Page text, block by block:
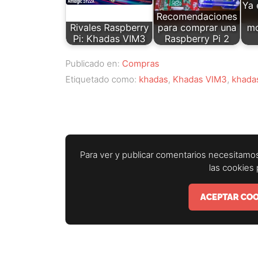
Rivales Raspberry
Pi: Khadas VIM3
Recomendaciones
para comprar una
Raspberry Pi 2
Ya
Publicado en: Compras
Etiquetado como: khadas, Khadas VIM3,
Para ver y publicar comentarios
las cookies
ACEPTAR